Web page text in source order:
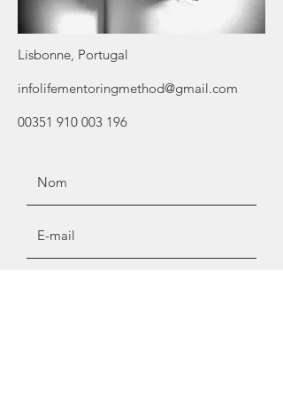
Lisbonne, Portugal
infolifementoringmethod@gmail.com
00351 910 003 196